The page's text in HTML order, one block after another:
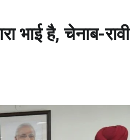
भाई है, चेनाब-रावी